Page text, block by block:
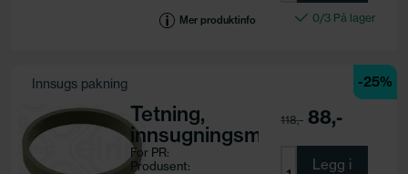
Motorkode:Mer produktinfo 0/3 På lager
-25%
Innsugs pakning
Tetning,
innsugningsmanifold
For PR:
Produsent:
118,- 88,-
Legg i